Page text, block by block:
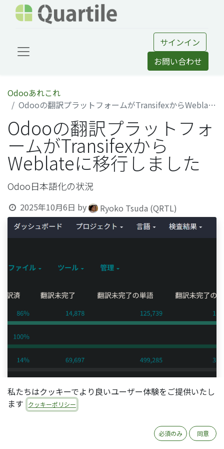
サインイン
お問い合わせ
Odooあれこれ
Odooの翻訳プラットフォームがTransifexからWeblateに移行しました
Odooの翻訳プラットフォ
ームがTransifexから
Weblateに移行しました
Odoo日本語化の状況
2025年10月6日 by Ryoko Tsuda (QRTL)
2025年8月からOdooの翻訳プラットフォームが
私たちはクッキーでより良いユーザー体験をご提供いたし
ます
クッキーポリシー
必須のみ 同意